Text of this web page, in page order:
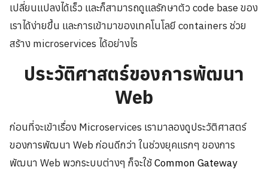
เปลี่ยนแปลงได้เร็ว และก็สามารถดูแลรักษาตัว code base ของ
เราได้ง่ายขึ้น และการเข้ามาของเทคโนโลยี containers ช่วย
สร้าง microservices ได้อย่างไร
ประวัติศาสตร์ของการพัฒนา
Web
ก่อนที่จะเข้าเรื่อง Microservices เรามาลองดูประวัติศาสตร์
ของการพัฒนา Web ก่อนดีกว่า ในช่วงยุคแรกๆ ของการ
พัฒนา Web พวกระบบต่างๆ ก็จะใช้Common Gateway